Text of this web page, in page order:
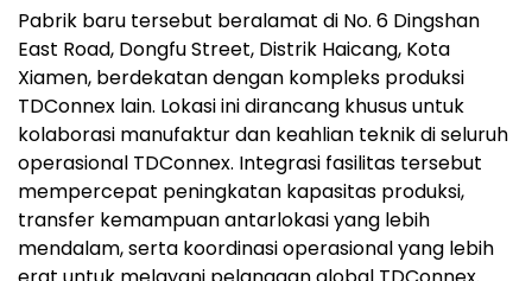
Pabrik baru tersebut beralamat di No. 6 Dingshan
East Road, Dongfu Street, Distrik Haicang, Kota
Xiamen, berdekatan dengan kompleks produksi
TDConnex lain. Lokasi ini dirancang khusus untuk
kolaborasi manufaktur dan keahlian teknik di seluruh
operasional TDConnex. Integrasi fasilitas tersebut
mempercepat peningkatan kapasitas produksi,
transfer kemampuan antarlokasi yang lebih
mendalam, serta koordinasi operasional yang lebih